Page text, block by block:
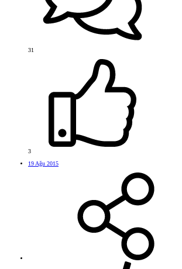
31
3
19 Ağu 2015